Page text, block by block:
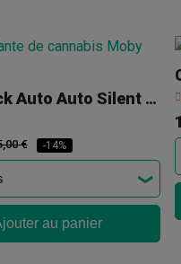
Moby Dick Auto Auto Silent Seeds
€ -14%
au panier